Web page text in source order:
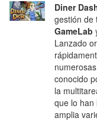
Diner
gestión de
GameLab
Lanzado
conocido
la
que lo han
amplia